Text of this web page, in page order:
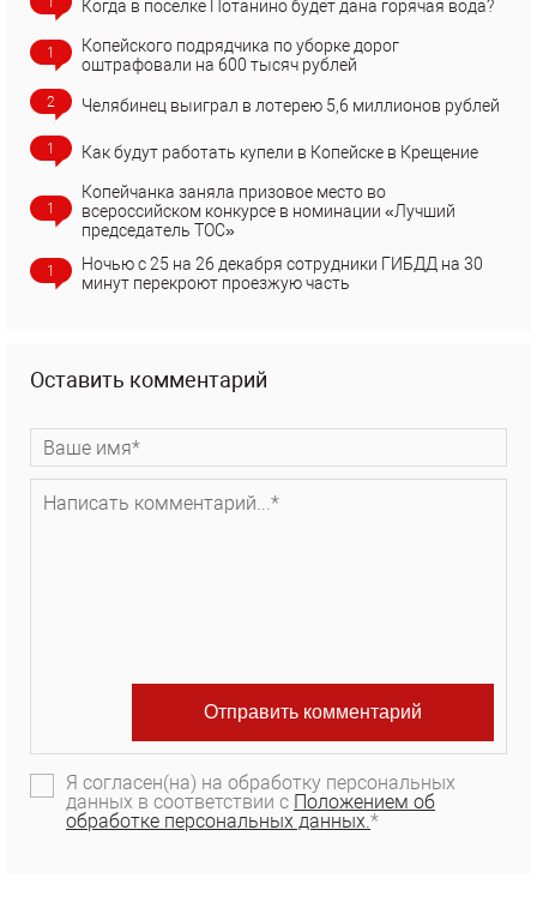
Когда в поселке Потанино будет дана горячая вода?
1
Копейского подрядчика по уборке дорог
оштрафовали на 600 тысяч рублей
2 Челябинец выиграл в лотерею 5,6 миллионов рублей
1 Как будут работать купели в Копейске в Крещение
1
Копейчанка заняла призовое место во
всероссийском конкурсе в номинации «Лучший
председатель ТОС»
1
Ночью с 25 на 26 декабря сотрудники ГИБДД на 30
минут перекроют проезжую часть
Оставить комментарий
Я согласен(на) на обработку персональных
данных в соответствии с Положением об
обработке персональных данных.*